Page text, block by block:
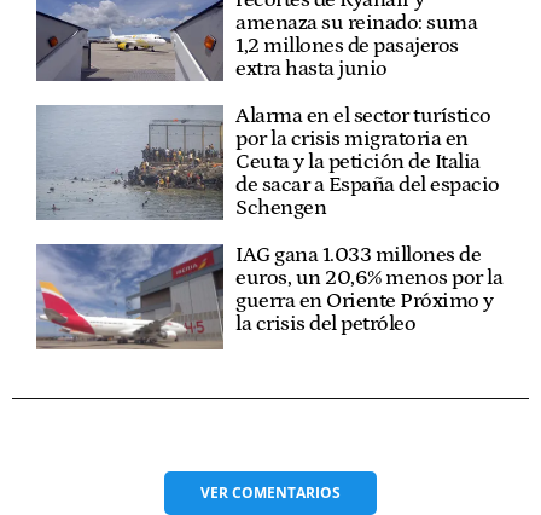
amenaza su reinado: suma
1,2 millones de pasajeros
extra hasta junio
Alarma en el sector turístico
por la crisis migratoria en
Ceuta y la petición de Italia
de sacar a España del espacio
Schengen
IAG gana 1.033 millones de
euros, un 20,6% menos por la
guerra en Oriente Próximo y
la crisis del petróleo
VERCOMENTARIOS